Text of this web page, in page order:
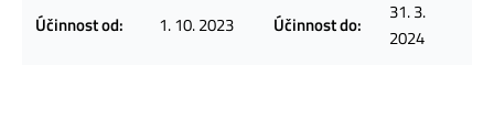
Účinnost od: 1. 10. 2023 Účinnost do:
31. 3.
2024